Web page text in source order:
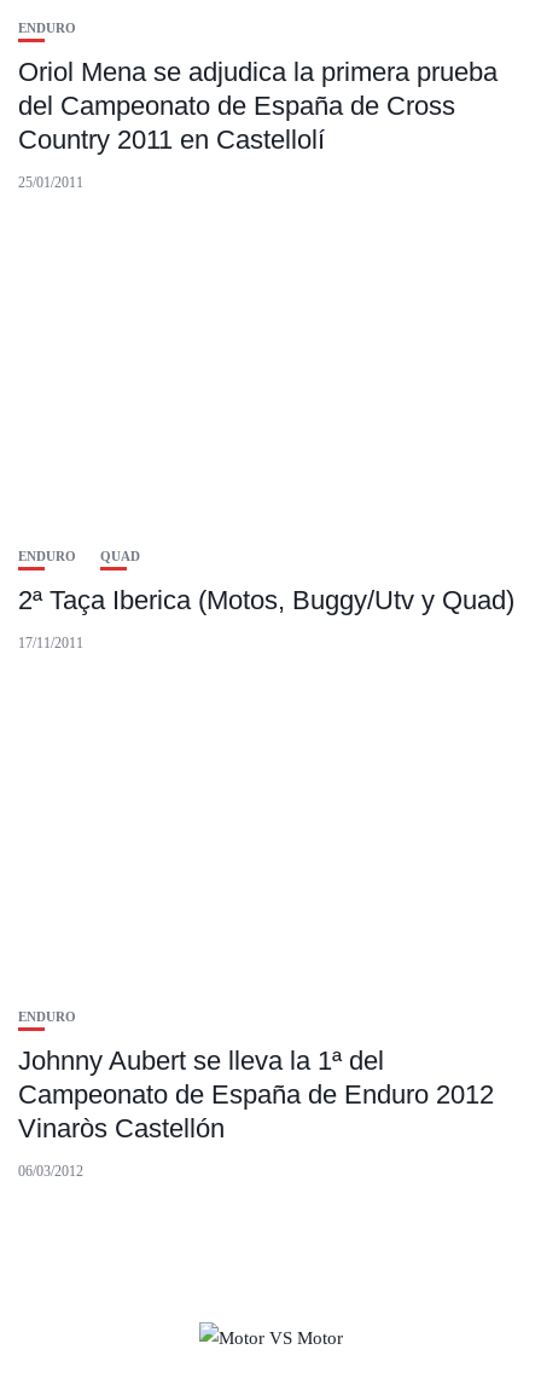
ENDURO
Oriol Mena se adjudica la primera prueba
del Campeonato de España de Cross
Country 2011 en Castellolí
25/01/2011
ENDURO QUAD
2ª Taça Iberica (Motos, Buggy/Utv y Quad)
17/11/2011
ENDURO
Johnny Aubert se lleva la 1ª del
Campeonato de España de Enduro 2012
Vinaròs Castellón
06/03/2012